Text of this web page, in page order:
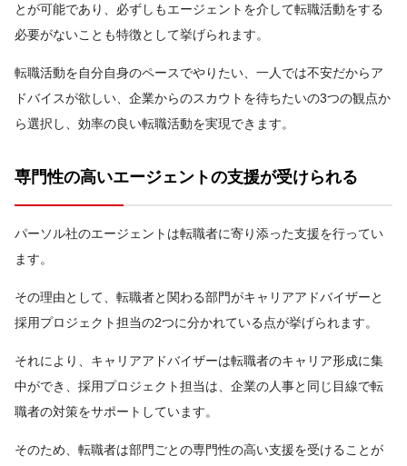
とが可能であり、必ずしもエージェントを介して転職活動をする
必要がないことも特徴として挙げられます。
転職活動を自分自身のペースでやりたい、一人では不安だからア
ドバイスが欲しい、企業からのスカウトを待ちたいの3つの観点か
ら選択し、効率の良い転職活動を実現できます。
専門性の高いエージェントの支援が受けられる
パーソル社のエージェントは転職者に寄り添った支援を行ってい
ます。
その理由として、転職者と関わる部門がキャリアアドバイザーと
採用プロジェクト担当の2つに分かれている点が挙げられます。
それにより、キャリアアドバイザーは転職者のキャリア形成に集
中ができ、採用プロジェクト担当は、企業の人事と同じ目線で転
職者の対策をサポートしています。
そのため、転職者は部門ごとの専門性の高い支援を受けることが